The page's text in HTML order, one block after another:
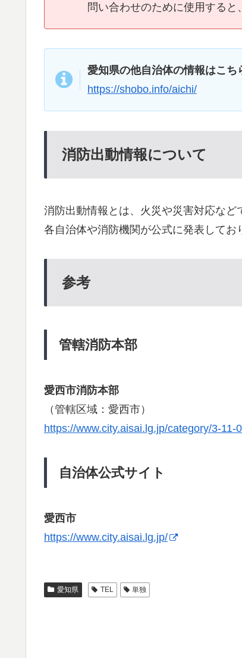
問い合わせのために使用すると
愛知県の他自治体の情報はこち
https://shobo.info/aichi/
消防出動情報について
消防出動情報とは、火災や災害対応など
各自治体や消防機関が公式に発表してお
参考
管轄消防本部
愛西市消防本部
（管轄区域：愛西市）
https://www.city.aisai.lg.jp/category/3-11-
自治体公式サイト
愛西市
https://www.city.aisai.lg.jp/
愛知県 TEL 単独